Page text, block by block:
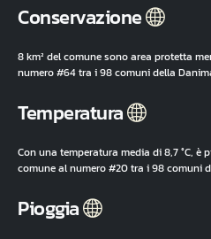
Conservazione
8 km² del comune sono area protetta
numero #64 tra i 98 comuni della
Temperatura
Con una temperatura media di 8,7 °C, è
comune al numero #20 tra i 98 comuni
Pioggia